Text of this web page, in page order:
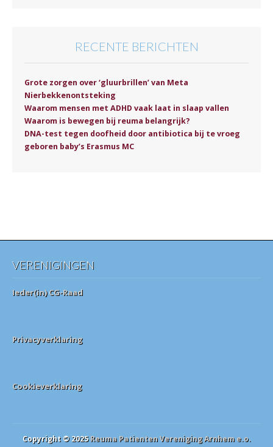
RECENTE BERICHTEN
Grote zorgen over ‘gluurbrillen’ van Meta
Nierbekkenontsteking
Waarom mensen met ADHD vaak laat in slaap vallen
Waarom is bewegen bij reuma belangrijk?
DNA-test tegen doofheid door antibiotica bij te vroeg
geboren baby’s Erasmus MC
VERENIGINGEN
Ieder(in) CG-Raad
Privacyverklaring
Cookieverklaring
Copyright © 2025Reuma Patienten Vereniging Arnhem e.o.